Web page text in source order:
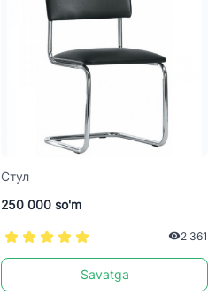
Стул
250 000 so'm
2 361
Savatga